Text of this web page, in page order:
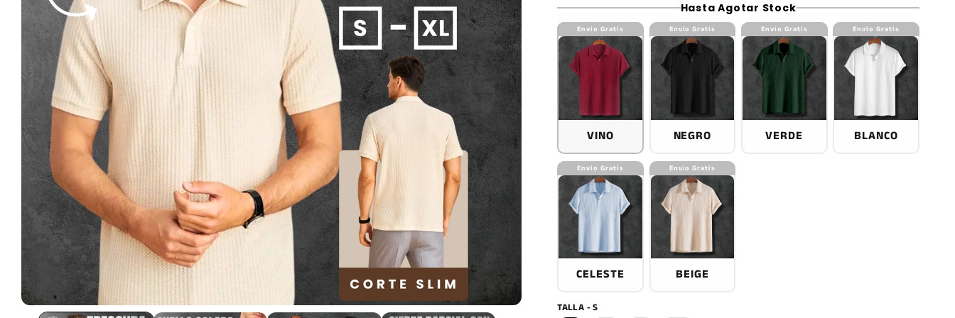
Hasta Agotar Stock
Envio Gratis
VINO
Envio Gratis
NEGRO
Envio Gratis
VERDE
Envio Gratis
BLANCO
Envio Gratis
CELESTE
Envio Gratis
BEIGE
TALLA - S